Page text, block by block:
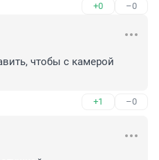
+0 –0
чтобы с камерой
+1 –0